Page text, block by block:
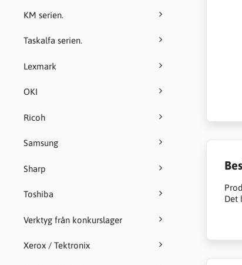
KM serien.
Taskalfa serien.
Lexmark
OKI
Ricoh
Samsung
Sharp
Toshiba
Verktyg från konkurslager
Xerox / Tektronix
Det